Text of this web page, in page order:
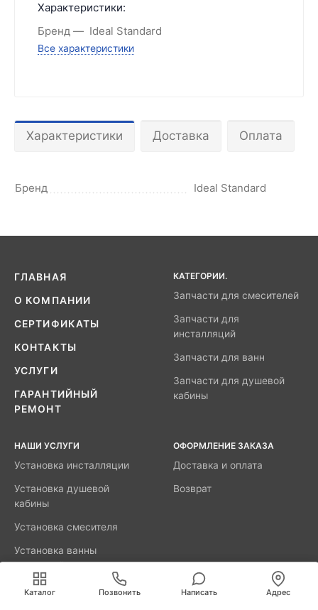
Характеристики:
Бренд
Ideal Standard
Все характеристики
Характеристики Доставка Оплата
Бренд Ideal Standard
ГЛАВНАЯ
О КОМПАНИИ
СЕРТИФИКАТЫ
КОНТАКТЫ
УСЛУГИ
ГАРАНТИЙНЫЙ
РЕМОНТ
КАТЕГОРИИ.
Запчасти для смесителей
Запчасти для
инсталляций
Запчасти для ванн
Запчасти для душевой
кабины
НАШИ УСЛУГИ
Установка инсталляции
Установка душевой
кабины
Установка смесителя
Установка ванны
акриловой
ОФОРМЛЕНИЕ ЗАКАЗА
Доставка и оплата
Возврат
Каталог Позвонить Написать Адрес
Мы используем cookies для быстрой и удобной
работы сайта. Продолжая пользоваться сайтом, вы
принимаете условияобработки персональных данных.